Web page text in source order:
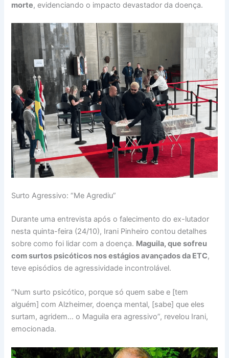
morte, evidenciando o impacto devastador da doença.
Surto Agressivo: “Me Agrediu”
Durante uma entrevista após o falecimento do ex-lutador
nesta quinta-feira (24/10), Irani Pinheiro contou detalhes
sobre como foi lidar com a doença. Maguila, que sofreu
com surtos psicóticos nos estágios avançados da ETC,
teve episódios de agressividade incontrolável.
“Num surto psicótico, porque só quem sabe e [tem
alguém] com Alzheimer, doença mental, [sabe] que eles
surtam, agridem… o Maguila era agressivo”, revelou Irani,
emocionada.